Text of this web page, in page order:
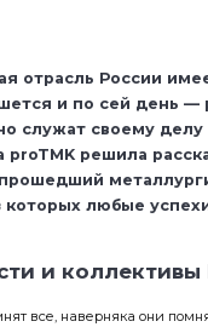
отрасль России
и по сей день —
служат своему
proTMK решила
которых любые
и коллективы
все, наверняка они